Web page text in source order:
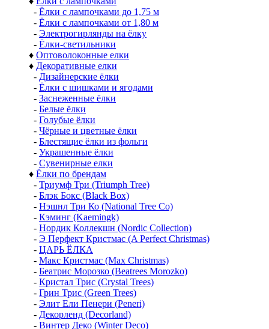
- Ёлки с лампочками до 1,75 м
- Ёлки с лампочками от 1,80 м
- Электрогирлянды на ёлку
- Ёлки-светильники
♦ Оптоволоконные елки
♦ Декоративные елки
- Дизайнерские ёлки
- Ёлки с шишками и ягодами
- Заснеженные ёлки
- Белые ёлки
- Голубые ёлки
- Чёрные и цветные ёлки
- Блестящие ёлки из фольги
- Украшенные ёлки
- Сувенирные елки
♦ Ёлки по брендам
- Триумф Три (Triumph Tree)
- Блэк Бокс (Black Box)
- Нэшнл Три Ко (National Tree Co)
- Кэминг (Kaemingk)
- Нордик Коллекшн (Nordic Collection)
- Э Перфект Кристмас (A Perfect Christmas)
- ЦАРЬ ЁЛКА
- Макс Кристмас (Max Christmas)
- Беатрис Морозко (Beatrees Morozko)
- Кристал Трис (Crystal Trees)
- Грин Трис (Green Trees)
- Элит Ели Пенери (Peneri)
- Декорленд (Decorland)
- Винтер Деко (Winter Deco)